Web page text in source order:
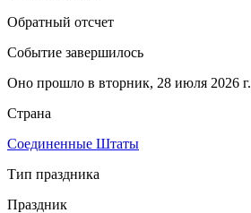
Обратный отсчет
Событие завершилось
Оно прошло в вторник, 28 июля 2026 г.
Страна
Соединенные Штаты
Тип праздника
Праздник